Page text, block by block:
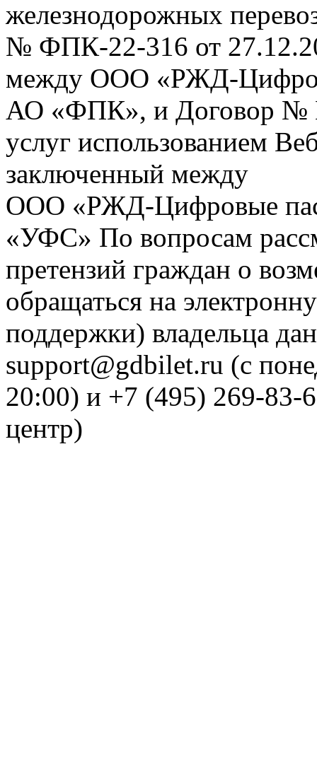
железнодорожных
№ ФПК-22-316 от
между ООО «РЖД-
АО «ФПК», и Договор №
услуг использованием
заключенный между
ООО «РЖД-Цифровые
«УФС» По вопросам
претензий граждан о
обращаться на
поддержки) владельца
support@gdbilet.ru (с
20:00) и +7 (495) 269-83-
центр)